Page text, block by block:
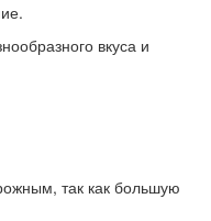
вкуса и
так как большую